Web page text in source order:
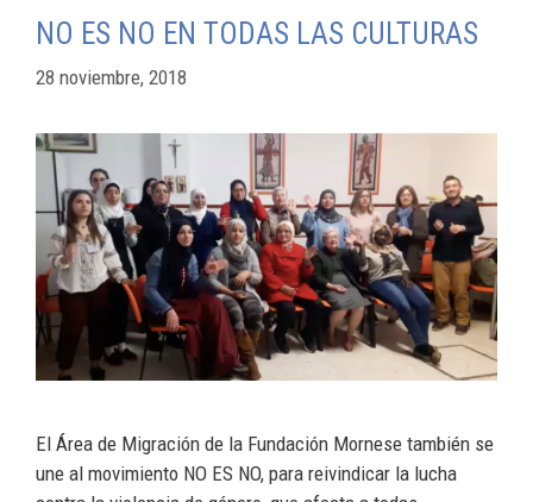
NO ES NO EN TODAS LAS CULTURAS
28 noviembre, 2018
El Área de Migración de la Fundación Mornese también se
une al movimiento NO ES NO, para reivindicar la lucha